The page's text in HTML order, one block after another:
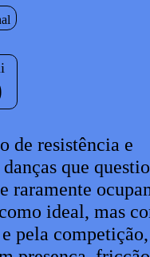
de resistência e
que
raramente
ideal, mas
pela competição,